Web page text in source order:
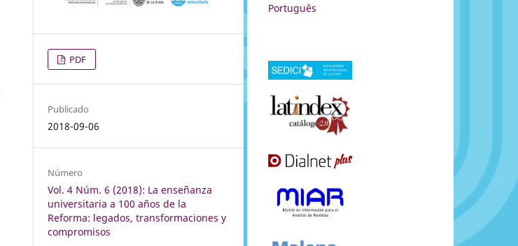
PDF
Publicado
2018-09-06
Número
Vol. 4 Núm. 6 (2018): La enseñanza
universitaria a 100 años de la
Reforma: legados, transformaciones y
compromisos
Português